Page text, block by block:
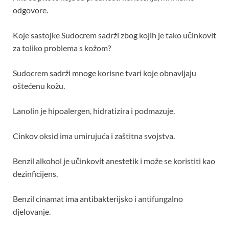
odgovore.
Koje sastojke Sudocrem sadrži zbog kojih je tako učinkovit
za toliko problema s kožom?
Sudocrem sadrži mnoge korisne tvari koje obnavljaju
oštećenu kožu.
Lanolin je hipoalergen, hidratizira i podmazuje.
Cinkov oksid ima umirujuća i zaštitna svojstva.
Benzil alkohol je učinkovit anestetik i može se koristiti kao
dezinficijens.
Benzil cinamat ima antibakterijsko i antifungalno
djelovanje.